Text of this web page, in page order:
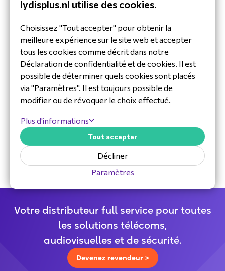
actualités.
30 ans d'expérience dans l'industrie
Équipe de service et d’assistance
dédiée
Distributeur spécialisé
Votre distributeur full service pour toutes
les solutions télécoms,
audiovisuelles et de sécurité.
Devenez revendeur >
lydisplus.nl utilise des cookies.
Choisissez "Tout accepter" pour obtenir la
meilleure expérience sur le site web et accepter
tous les cookies comme décrit dans notre
Déclaration de confidentialité et de cookies. Il est
possible de déterminer quels cookies sont placés
via "Paramètres". Il est toujours possible de
modifier ou de révoquer le choix effectué.
Plus d'informations
Paramètres
Décliner
Tout accepter